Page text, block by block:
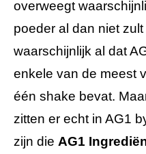
overweegt
poeder al dan niet
waarschijnlijk al dat
enkele van de meest
één shake bevat.
zitten er echt in AG1
zijn die AG1